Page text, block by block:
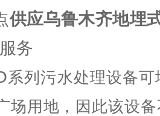
供应乌鲁木齐地埋
务
系列污水处理设备
场用地，因此该设